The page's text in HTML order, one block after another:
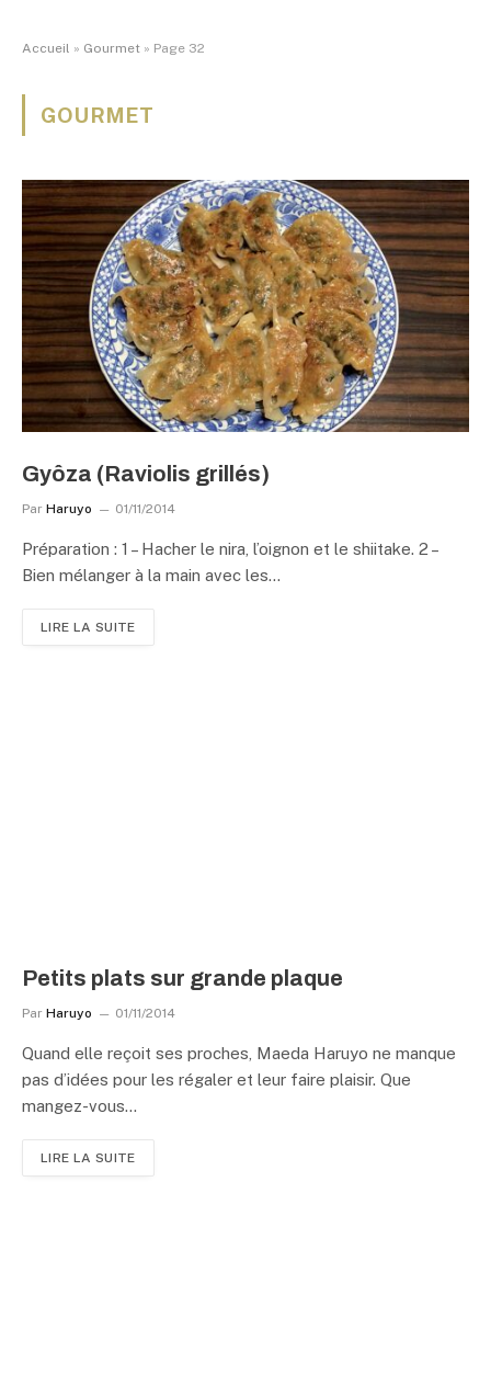
Accueil » Gourmet » Page 32
GOURMET
Gyôza (Raviolis grillés)
Par Haruyo 01/11/2014
Préparation : 1 – Hacher le nira, l’oignon et le shiitake. 2 –
Bien mélanger à la main avec les…
LIRE LA SUITE
Petits plats sur grande plaque
Par Haruyo 01/11/2014
Quand elle reçoit ses proches, Maeda Haruyo ne manque
pas d’idées pour les régaler et leur faire plaisir. Que
mangez-vous…
LIRE LA SUITE